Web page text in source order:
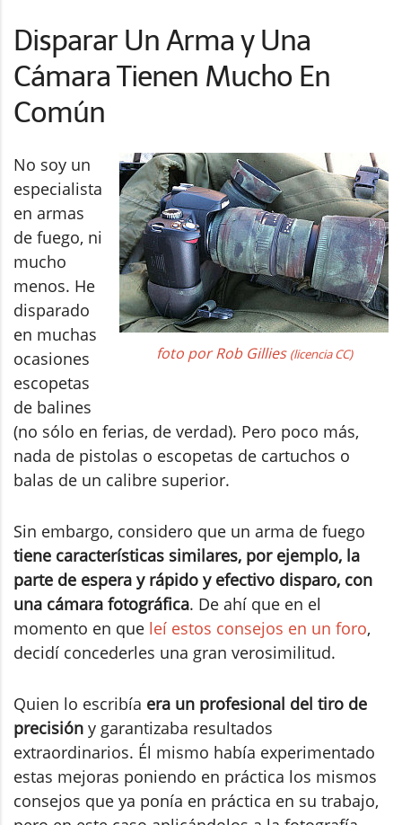
Disparar Un Arma y Una
Cámara Tienen Mucho En
Común
foto por Rob Gillies (licencia CC)
No soy un
especialista
en armas
de fuego, ni
mucho
menos. He
disparado
en muchas
ocasiones
escopetas
de balines
(no sólo en ferias, de verdad). Pero poco más,
nada de pistolas o escopetas de cartuchos o
balas de un calibre superior.
Sin embargo, considero que un arma de fuego
tiene características similares, por ejemplo, la
parte de espera y rápido y efectivo disparo, con
una cámara fotográfica. De ahí que en el
momento en que leí estos consejos en un foro,
decidí concederles una gran verosimilitud.
Quien lo escribía era un profesional del tiro de
precisión y garantizaba resultados
extraordinarios. Él mismo había experimentado
estas mejoras poniendo en práctica los mismos
consejos que ya ponía en práctica en su trabajo,